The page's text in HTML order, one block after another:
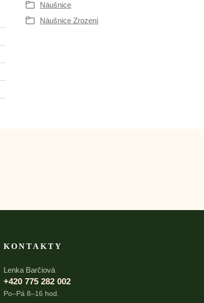
Náušnice
Náušnice Zrození
KONTAKTY
Lenka Barčiová
+420 775 282 002
Po–Pá 8–16 hod.